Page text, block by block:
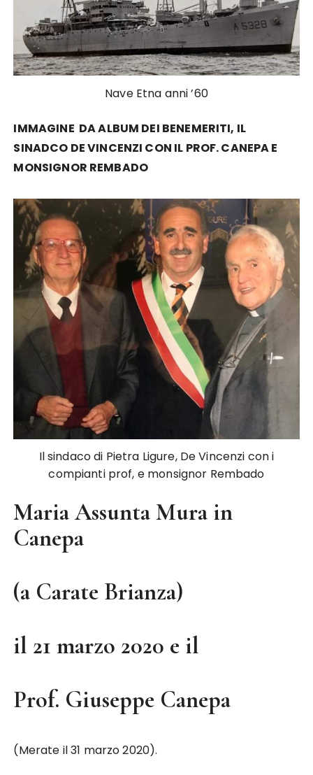
Nave Etna anni ’60
IMMAGINE DA ALBUM DEI BENEMERITI, IL
SINADCO DE VINCENZI CON IL PROF. CANEPA E
MONSIGNOR REMBADO
Il sindaco di Pietra Ligure, De Vincenzi con i
compianti prof, e monsignor Rembado
Maria Assunta Mura in
Canepa
(a Carate Brianza)
il 21 marzo 2020 e il
Prof. Giuseppe Canepa
(Merate il 31 marzo 2020).